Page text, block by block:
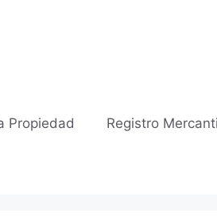
Propiedad Registro